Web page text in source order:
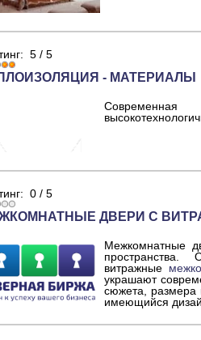
5 / 5
- МАТЕРИАЛЫ
0 / 5
ДВЕРИ С
Межкомнатные
витражные
украшают
сюжета, размера
имеющийся